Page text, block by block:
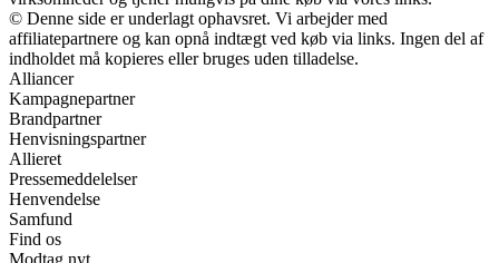
© Denne side er underlagt ophavsret. Vi arbejder med
affiliatepartnere og kan opnå indtægt ved køb via links. Ingen del af
indholdet må kopieres eller bruges uden tilladelse.
Alliancer
Kampagnepartner
Brandpartner
Henvisningspartner
Allieret
Pressemeddelelser
Henvendelse
Samfund
Find os
Modtag nyt